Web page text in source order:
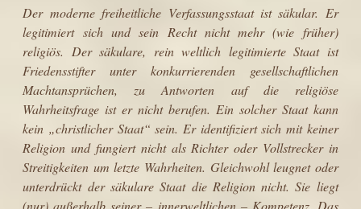
Der moderne freiheitliche Verfassungsstaat ist säkular. Er
legitimiert sich und sein Recht nicht mehr (wie früher)
religiös. Der säkulare, rein weltlich legiti­mierte Staat ist
Friedensstifter unter konkurrierenden gesellschaftlichen
Macht­ansprüchen, zu Antworten auf die religiöse
Wahrheitsfrage ist er nicht berufen. Ein solcher Staat kann
kein „christlicher Staat“ sein. Er identifiziert sich mit keiner
Religion und fungiert nicht als Richter oder Vollstrecker in
Streitigkeiten um letzte Wahrheiten. Gleichwohl leugnet oder
unterdrückt der säkulare Staat die Religion nicht. Sie liegt
(nur) außerhalb seiner – innerweltlichen – Kompe­tenz. Das